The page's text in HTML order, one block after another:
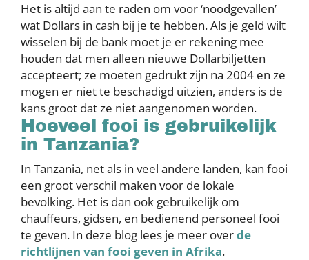
Het is altijd aan te raden om voor ‘noodgevallen’
wat Dollars in cash bij je te hebben. Als je geld wilt
wisselen bij de bank moet je er rekening mee
houden dat men alleen nieuwe Dollarbiljetten
accepteert; ze moeten gedrukt zijn na 2004 en ze
mogen er niet te beschadigd uitzien, anders is de
kans groot dat ze niet aangenomen worden.
Hoeveel fooi is gebruikelijk
in Tanzania?
In Tanzania, net als in veel andere landen, kan fooi
een groot verschil maken voor de lokale
bevolking. Het is dan ook gebruikelijk om
chauffeurs, gidsen, en bedienend personeel fooi
te geven. In deze blog lees je meer overde
richtlijnen van fooi geven in Afrika.